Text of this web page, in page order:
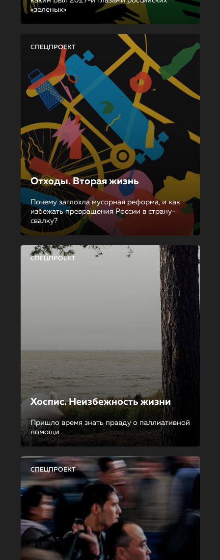
«зеленых»
СПЕЦПРОЕКТ
Отходы. Вторая жизнь
Почему заглохла мусорная реформа, и как
избежать превращения России в страну-
свалку?
СПЕЦПРОЕКТ
Хоспис. Неизбежность жизни
Пришло время знать правду о паллиативной
помощи
СПЕЦПРОЕКТ